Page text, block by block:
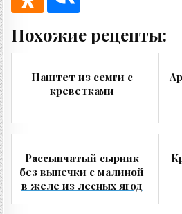
Похожие рецепты:
Паштет из семги с
креветками
Рассыпчатый сырник
без выпечки с малиной
в желе из лесных ягод